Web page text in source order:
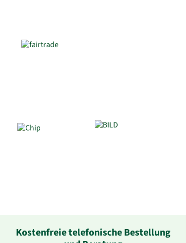
Kostenfreie telefonische Bestellung